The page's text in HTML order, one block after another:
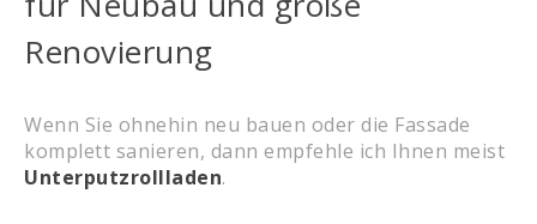
Renovierung
Wenn Sie ohnehin neu bauen oder die Fassade
komplett sanieren, dann empfehle ich Ihnen meist
Unterputzrollladen.